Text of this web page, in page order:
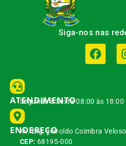
Siga-nos nas
ATENDIMENTO
Segunda à Sexta 08:00 às 18:00
ENDEREÇO
Av. Brg. Haroldo Coimbra
CEP: 68195-000